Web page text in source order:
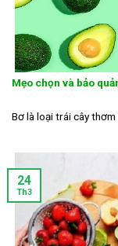
Mẹo chọn và bảo
Bơ là loại trái cây
24
Th3